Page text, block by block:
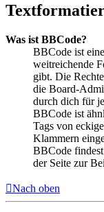
Was ist BBCode?
BBCode ist
weitreichende
gibt. Die
die Board-
durch dich für
BBCode ist
Tags von
Klammern
BBCode
der Seite zur
Nach oben